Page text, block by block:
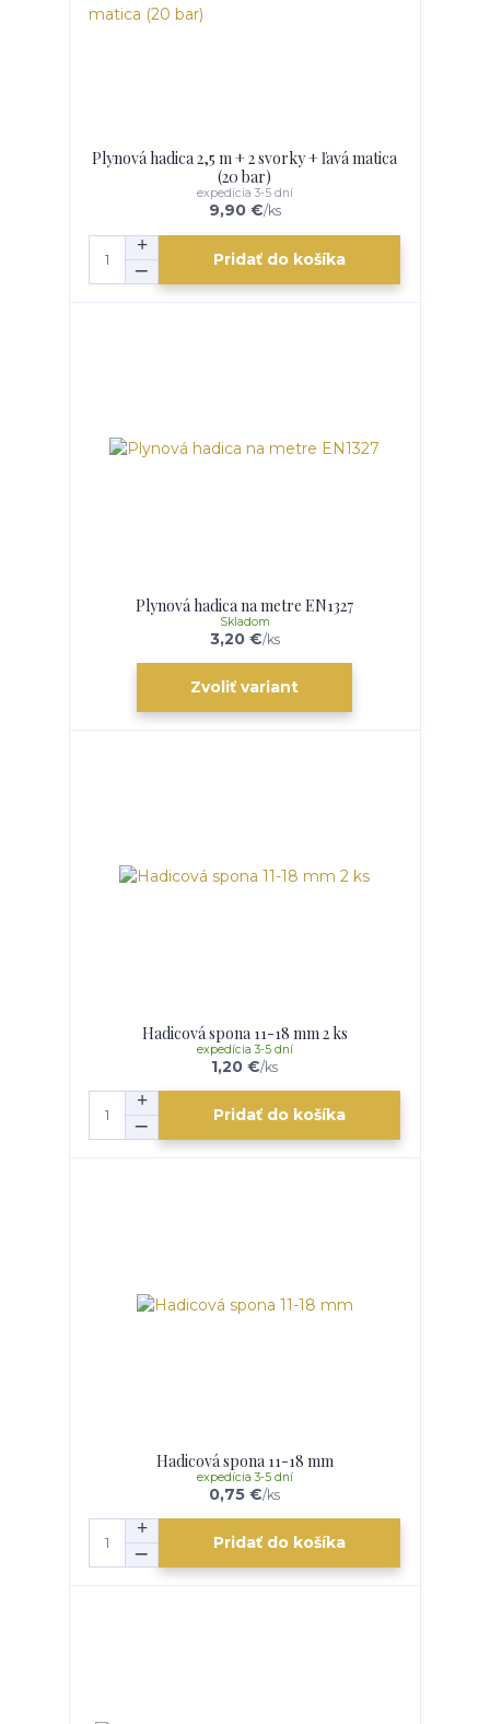
Plynová hadica 2,5 m + 2 svorky + ľavá matica
(20 bar)
9,90 €/ks
expedícia 3-5 dní
Pridať do košíka
Plynová hadica na metre EN1327
3,20 €/ks
Skladom
Zvoliť variant
Hadicová spona 11-18 mm 2 ks
1,20 €/ks
expedícia 3-5 dní
Pridať do košíka
Hadicová spona 11-18 mm
0,75 €/ks
expedícia 3-5 dní
Pridať do košíka